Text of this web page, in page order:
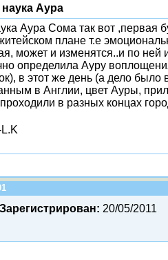
Аура
Аура Сома так вот ,первая
плане т.е
может и изменятся..и по
определила Ауру
в этот же день (а дело
в Англии, цвет Ауры,
в разных концах
Зарегистрирован: 20/05/2011